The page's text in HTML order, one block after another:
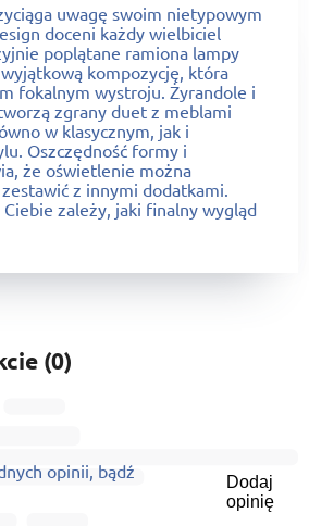
uwagę swoim nietypowym
doceni każdy wielbiciel
poplątane ramiona lampy
kompozycję, która
fokalnym wystroju. Żyrandole i
zgrany duet z meblami
w klasycznym, jak i
Oszczędność formy i
że oświetlenie można
z innymi dodatkami.
zależy, jaki finalny wygląd
(0)
opinii, bądź
Dodaj
opinię